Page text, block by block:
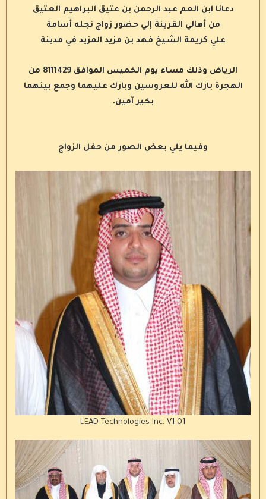
دعانا ابن العم عبد الرحمن بن عتيق البراهيم العتيق
من أهالي القرينة إلي حضور زواج نجله أسامة
علي كريمة الشيخ فهد بن مزيد المزيد في مدينة
الرياض وذلك مساء يوم الخميس الموافق 8111429 من
الهجرة بارك الله للعروسين وبارك عليهما وجمع بينهما
بخير آمين.
وفيما يلي بعض الصور من حفل الزواج
LEAD Technologies Inc. V1.01